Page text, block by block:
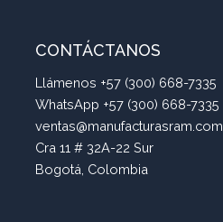
CONTÁCTANOS
Llámenos +57 (300) 668-7335
WhatsApp +57 (300) 668-7335
ventas@manufacturasram.com
Cra 11 # 32A-22 Sur
Bogotá, Colombia